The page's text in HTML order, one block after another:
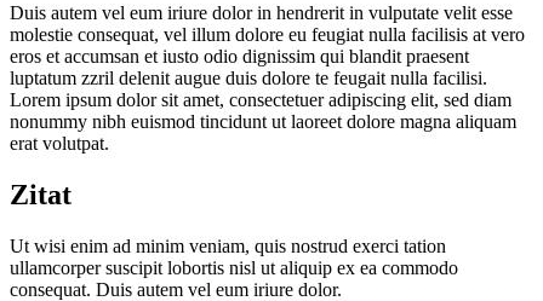
Duis autem vel eum iriure dolor in hendrerit in vulputate velit esse
molestie consequat, vel illum dolore eu feugiat nulla facilisis at vero
eros et accumsan et iusto odio dignissim qui blandit praesent
luptatum zzril delenit augue duis dolore te feugait nulla facilisi.
Lorem ipsum dolor sit amet, consectetuer adipiscing elit, sed diam
nonummy nibh euismod tincidunt ut laoreet dolore magna aliquam
erat volutpat.
Zitat
Ut wisi enim ad minim veniam, quis nostrud exerci tation
ullamcorper suscipit lobortis nisl ut aliquip ex ea commodo
consequat. Duis autem vel eum iriure dolor.